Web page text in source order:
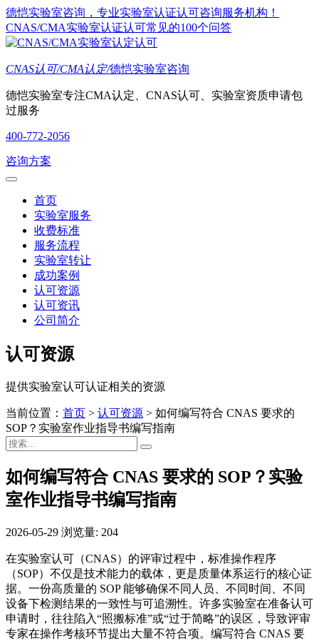
德恺实验室咨询，专业实验室认证认可咨询服务机构！
CNAS/CMA实验室认证认可常见的100个问答
CNAS认可/CMA认定/德恺实验室咨询
德恺实验室专注CMA认定、CNAS认可、实验室资质申请包
过服务
400-772-2056
咨询方案
首页
实验室服务
收费标准
服务流程
实验室转让
成功案例
认可资源
认可资讯
公司简介
认可资源
提供实验室认可认证相关的资源
当前位置： 首页 > 认可资源 > 如何编写符合 CNAS 要求的
SOP？实验室作业指导书编写指南
如何编写符合 CNAS 要求的 SOP？实验
室作业指导书编写指南
2026-05-29 浏览量: 204
在实验室认可（CNAS）的评审过程中，标准操作程序
（SOP）不仅是技术能力的载体，更是质量体系运行的核心证
据。一份高质量的 SOP 能够确保不同人员、不同时间、不同
设备下检测结果的一致性与可追溯性。许多实验室在准备认可
申请时，往往陷入“照搬标准”或“过于简略”的误区，导致评审
专家在操作考核环节提出大量不符合项。编写符合 CNAS 要